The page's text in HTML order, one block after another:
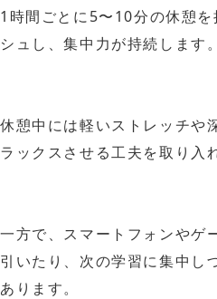
1時間ごとに5〜10分の休憩
シュし、集中力が持続します。
休憩中には軽いストレッチや
ラックスさせる工夫を取り入
一方で、スマートフォンやゲ
引いたり、次の学習に集中し
あります。